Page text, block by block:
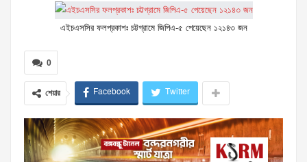
এইচএসসির ফলপ্রকাশঃ চট্টগ্রামে জিপিএ-৫ পেয়েছেন ১২১৪৩ জন
0
শেয়ার Facebook Twitter